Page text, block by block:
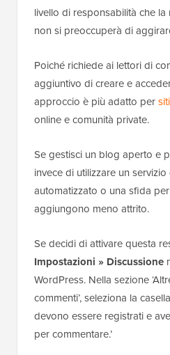
Ecco la nostra guida
Google reCAPTCHA è
aggiungere con il plugin
reCAPTCHA. Non lo
mese per tutta la tua
Cloudflare Turnstile rimane
Limita o Richiedi accesso
nei commenti di WordPress è
autorizzato a partecipare ai
Se la tua sezione commenti
spammer possono inondare
moduli con link automatizzati.